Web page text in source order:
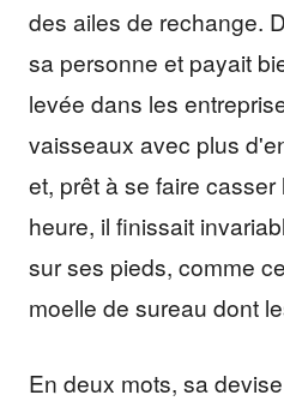
des ailes de rechange.
sa personne et payait
levée dans les
vaisseaux avec plus
et, prêt à se faire
heure, il finissait
sur ses pieds, comme
moelle de sureau dont
En deux mots, sa